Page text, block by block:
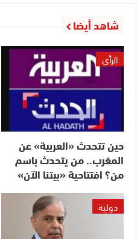
شاهد أيضا
الرأي
حين تتحدث «العربية» عن
المغرب.. من يتحدث باسم
من؟ افتتاحية «بيتنا الآن»
دولية